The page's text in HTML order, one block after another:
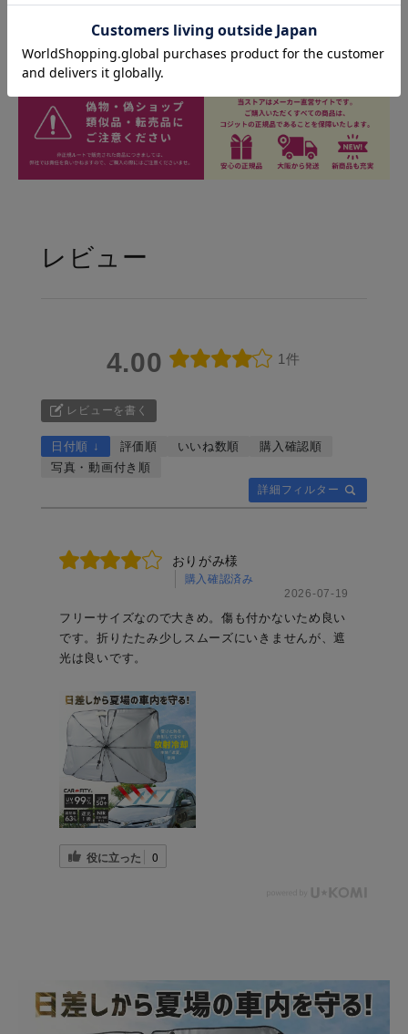
レビュー
4.00 1件
レビューを書く
詳細フィルター
日付順 ↓ 評価順 いいね数順
購入確認順
写真・動画付き順
おりがみ様
購入確認済み
2026-07-19
フリーサイズなので大きめ。傷も付かないため良い
です。折りたたみ少しスムーズにいきませんが、遮
光は良いです。
役に立った 0